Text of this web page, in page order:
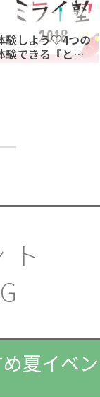
験しよう♡4つの
験できる『とよ
ライ塾2018』
夏イベン